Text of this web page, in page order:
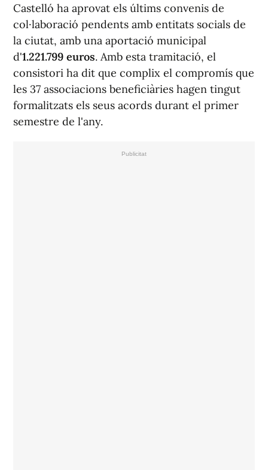
Castelló ha aprovat els últims convenis de
col·laboració pendents amb entitats socials de
la ciutat, amb una aportació municipal
d'1.221.799 euros. Amb esta tramitació, el
consistori ha dit que complix el compromís que
les 37 associacions beneficiàries hagen tingut
formalitzats els seus acords durant el primer
semestre de l'any.